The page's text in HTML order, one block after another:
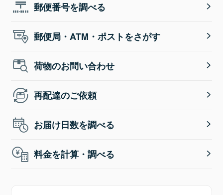
郵便番号を調べる
郵便局・ATM・ポストをさがす
荷物のお問い合わせ
再配達のご依頼
お届け日数を調べる
料金を計算・調べる